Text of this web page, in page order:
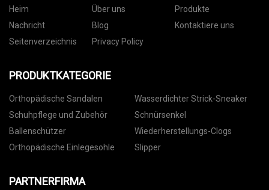
Heim Über uns
Produkte
Nachricht
Blog
Kontaktiere uns
Seitenverzeichnis
Privacy Policy
PRODUKTKATEGORIE
Orthopädische Sandalen
Wasserdichter Strick-Sneaker
Schuhpflege und Zubehör
Schnürsenkel
Ballenschützer
Wiederherstellungs-Clogs
Orthopädische Einlegesohle
Slipper
PARTNERFIRMA